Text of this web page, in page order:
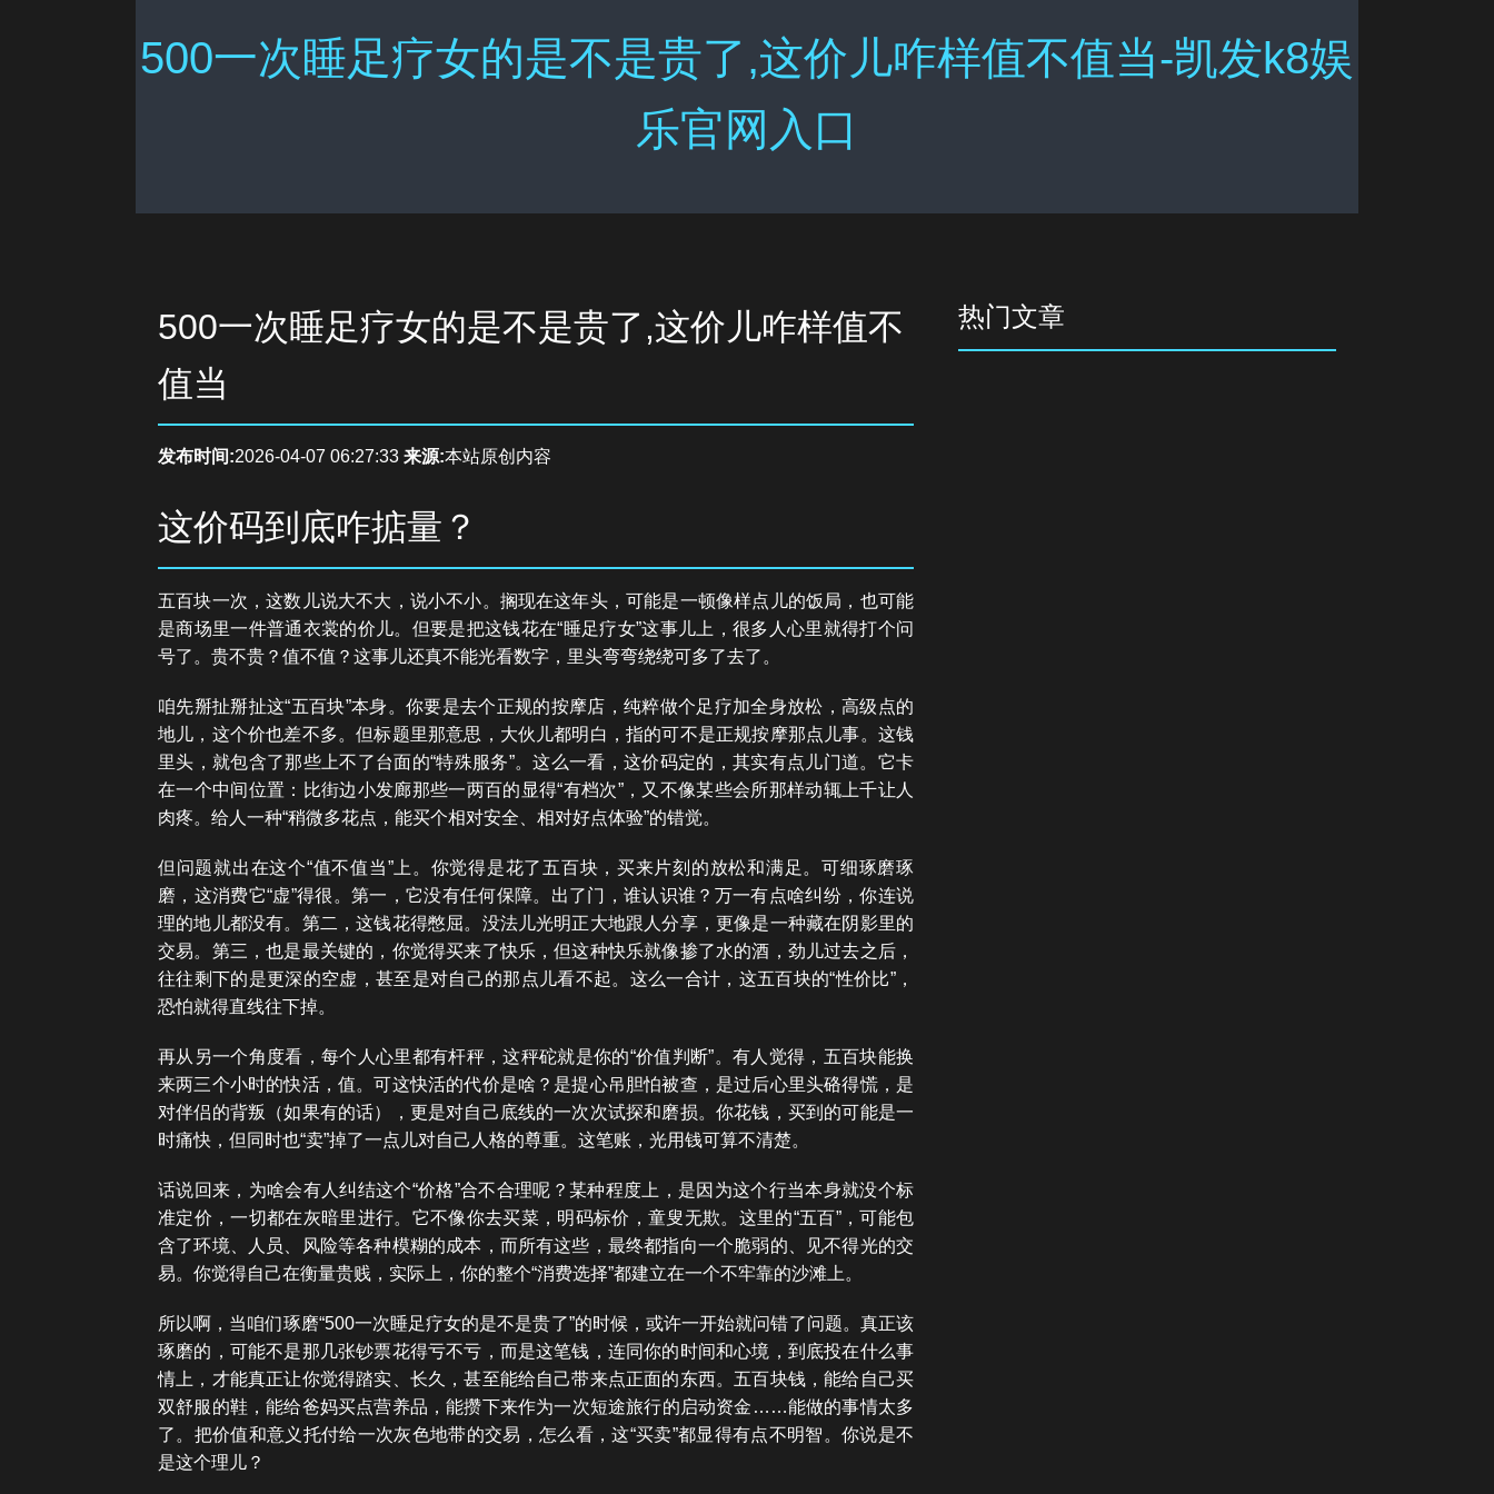
500一次睡足疗女的是不是贵了,这价儿咋样值不值当-凯发k8娱
乐官网入口
500一次睡足疗女的是不是贵了,这价儿咋样值不
值当
发布时间:2026-04-07 06:27:33 来源:本站原创内容
这价码到底咋掂量？
五百块一次，这数儿说大不大，说小不小。搁现在这年头，可能是一顿像样点儿的饭局，也可能
是商场里一件普通衣裳的价儿。但要是把这钱花在“睡足疗女”这事儿上，很多人心里就得打个问
号了。贵不贵？值不值？这事儿还真不能光看数字，里头弯弯绕绕可多了去了。
咱先掰扯掰扯这“五百块”本身。你要是去个正规的按摩店，纯粹做个足疗加全身放松，高级点的
地儿，这个价也差不多。但标题里那意思，大伙儿都明白，指的可不是正规按摩那点儿事。这钱
里头，就包含了那些上不了台面的“特殊服务”。这么一看，这价码定的，其实有点儿门道。它卡
在一个中间位置：比街边小发廊那些一两百的显得“有档次”，又不像某些会所那样动辄上千让人
肉疼。给人一种“稍微多花点，能买个相对安全、相对好点体验”的错觉。
但问题就出在这个“值不值当”上。你觉得是花了五百块，买来片刻的放松和满足。可细琢磨琢
磨，这消费它“虚”得很。第一，它没有任何保障。出了门，谁认识谁？万一有点啥纠纷，你连说
理的地儿都没有。第二，这钱花得憋屈。没法儿光明正大地跟人分享，更像是一种藏在阴影里的
交易。第三，也是最关键的，你觉得买来了快乐，但这种快乐就像掺了水的酒，劲儿过去之后，
往往剩下的是更深的空虚，甚至是对自己的那点儿看不起。这么一合计，这五百块的“性价比”，
恐怕就得直线往下掉。
再从另一个角度看，每个人心里都有杆秤，这秤砣就是你的“价值判断”。有人觉得，五百块能换
来两三个小时的快活，值。可这快活的代价是啥？是提心吊胆怕被查，是过后心里头硌得慌，是
对伴侣的背叛（如果有的话），更是对自己底线的一次次试探和磨损。你花钱，买到的可能是一
时痛快，但同时也“卖”掉了一点儿对自己人格的尊重。这笔账，光用钱可算不清楚。
话说回来，为啥会有人纠结这个“价格”合不合理呢？某种程度上，是因为这个行当本身就没个标
准定价，一切都在灰暗里进行。它不像你去买菜，明码标价，童叟无欺。这里的“五百”，可能包
含了环境、人员、风险等各种模糊的成本，而所有这些，最终都指向一个脆弱的、见不得光的交
易。你觉得自己在衡量贵贱，实际上，你的整个“消费选择”都建立在一个不牢靠的沙滩上。
所以啊，当咱们琢磨“500一次睡足疗女的是不是贵了”的时候，或许一开始就问错了问题。真正该
琢磨的，可能不是那几张钞票花得亏不亏，而是这笔钱，连同你的时间和心境，到底投在什么事
情上，才能真正让你觉得踏实、长久，甚至能给自己带来点正面的东西。五百块钱，能给自己买
双舒服的鞋，能给爸妈买点营养品，能攒下来作为一次短途旅行的启动资金……能做的事情太多
了。把价值和意义托付给一次灰色地带的交易，怎么看，这“买卖”都显得有点不明智。你说是不
是这个理儿？
热门文章